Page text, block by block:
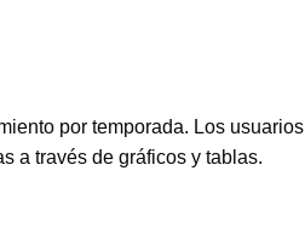
por temporada. Los usuarios
a través de gráficos y tablas.